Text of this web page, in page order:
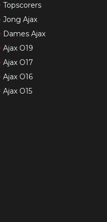
Topscorers
Jong Ajax
Dames Ajax
Ajax O19
Ajax O17
Ajax O16
Ajax O15